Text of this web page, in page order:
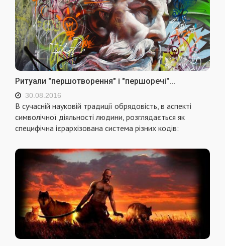
Ритуали "першотворення" і "першоречі"...
30.08.2016
В сучаснiй науковiй традицiї обрядовiсть, в аспекті
символічної діяльності людини, розглядається як
специфiчна iєрархiзована система рiзних кодiв: